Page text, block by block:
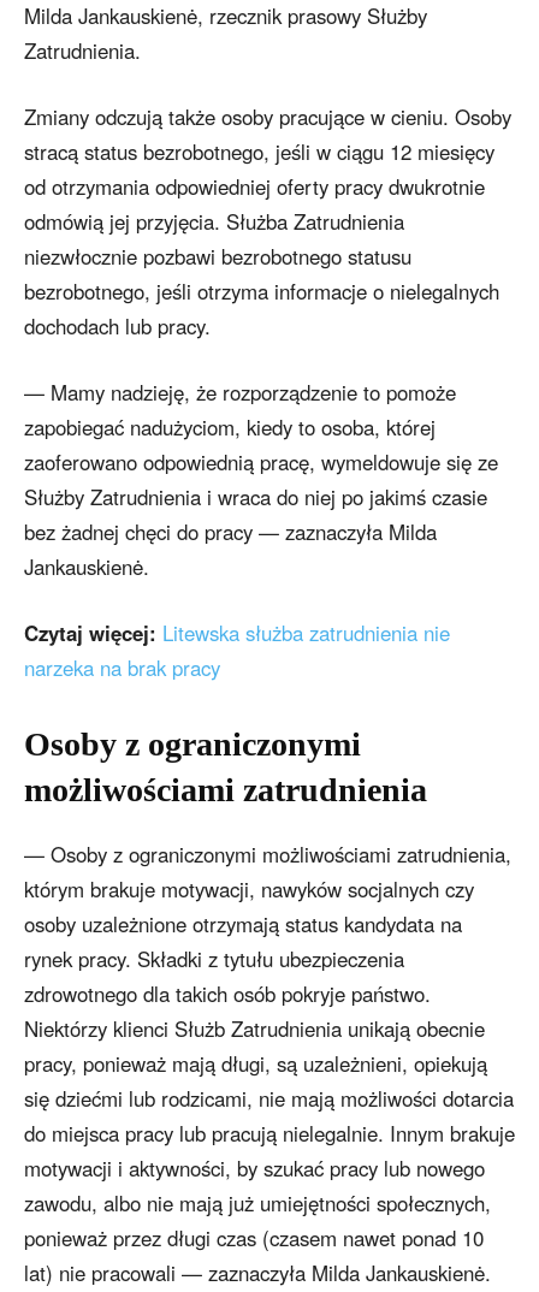
Milda Jankauskienė, rzecznik prasowy Służby
Zatrudnienia.
Zmiany odczują także osoby pracujące w cieniu. Osoby
stracą status bezrobotnego, jeśli w ciągu 12 miesięcy
od otrzymania odpowiedniej oferty pracy dwukrotnie
odmówią jej przyjęcia. Służba Zatrudnienia
niezwłocznie pozbawi bezrobotnego statusu
bezrobotnego, jeśli otrzyma informacje o nielegalnych
dochodach lub pracy.
— Mamy nadzieję, że rozporządzenie to pomoże
zapobiegać nadużyciom, kiedy to osoba, której
zaoferowano odpowiednią pracę, wymeldowuje się ze
Służby Zatrudnienia i wraca do niej po jakimś czasie
bez żadnej chęci do pracy — zaznaczyła Milda
Jankauskienė.
Czytaj więcej: Litewska służba zatrudnienia nie
narzeka na brak pracy
Osoby z ograniczonymi
możliwościami zatrudnienia
— Osoby z ograniczonymi możliwościami zatrudnienia,
którym brakuje motywacji, nawyków socjalnych czy
osoby uzależnione otrzymają status kandydata na
rynek pracy. Składki z tytułu ubezpieczenia
zdrowotnego dla takich osób pokryje państwo.
Niektórzy klienci Służb Zatrudnienia unikają obecnie
pracy, ponieważ mają długi, są uzależnieni, opiekują
się dziećmi lub rodzicami, nie mają możliwości dotarcia
do miejsca pracy lub pracują nielegalnie. Innym brakuje
motywacji i aktywności, by szukać pracy lub nowego
zawodu, albo nie mają już umiejętności społecznych,
ponieważ przez długi czas (czasem nawet ponad 10
lat) nie pracowali — zaznaczyła Milda Jankauskienė.